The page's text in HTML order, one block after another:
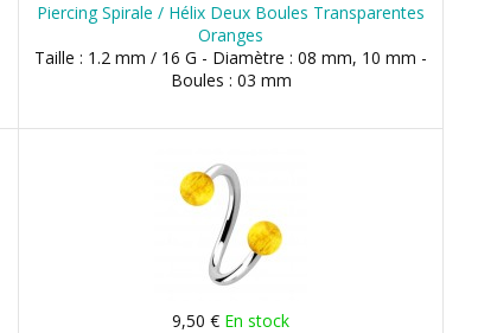
Piercing Spirale / Hélix Deux Boules Transparentes
Oranges
Taille : 1.2 mm / 16 G - Diamètre : 08 mm, 10 mm -
Boules : 03 mm
9,50 € En stock